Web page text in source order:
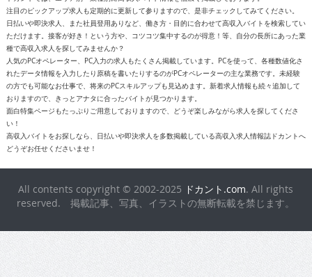
注目のピックアップ求人も定期的に更新して参りますので、是非チェックしてみてください。
日払いや即決求人、また社員登用ありなど、働き方・目的に合わせて高収入バイトを検索してい
ただけます。接客が好き！という方や、コツコツ集中するのが得意！等、自分の長所にあった業
種で高収入求人を探してみませんか？
人気のPCオペレーター、PC入力の求人もたくさん掲載しています。PCを使って、各種数値化さ
れたデータ情報を入力したり原稿を書いたりするのがPCオペレーターの主な業務です。未経験
の方でも可能なお仕事で、将来のPCスキルアップも見込めます。新着求人情報も続々追加して
おりますので、きっとアナタに合ったバイトが見つかります。
面白特集ページもたっぷりご用意しておりますので、どうぞ楽しみながら求人を探してくださ
い！
高収入バイトをお探しなら、日払いや即決求人を多数掲載している高収入求人情報誌ドカントへ
どうぞお任せくださいませ！
All contents copyright © 2002-2025 ドカント.com. All rights
reserved. 掲載記事、写真、イラストの無断転載を禁じます。